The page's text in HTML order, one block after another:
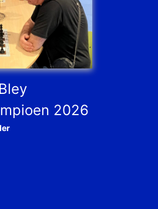
2026